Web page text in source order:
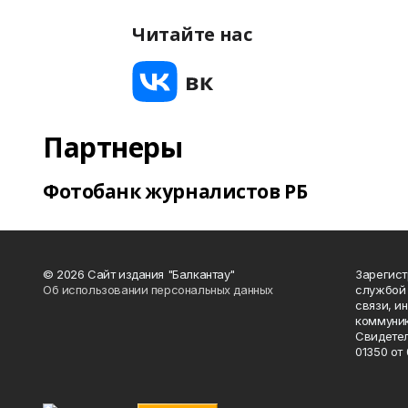
Читайте нас
Партнеры
Фотобанк журналистов РБ
© 2026 Сайт издания "Балкантау"
Об использовании персональных данных
службой
связи,
01350 от